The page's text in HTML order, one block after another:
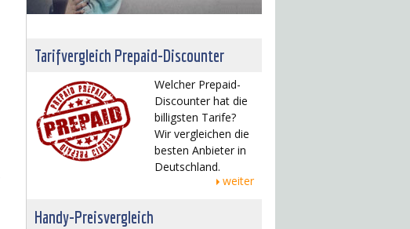
Tarifvergleich Prepaid-Discounter
Welcher Prepaid-
Discounter hat die
billigsten Tarife?
Wir vergleichen die
besten Anbieter in
Deutschland.
weiter
Handy-Preisvergleich